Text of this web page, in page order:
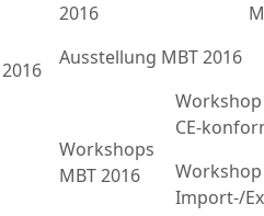
2016
2016
Ausstellung MBT 2016
Workshops
MBT 2016
CE-
Import-/